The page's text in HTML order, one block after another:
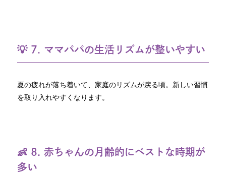
💡 7. ママパパの生活リズムが整いやすい
夏の疲れが落ち着いて、家庭のリズムが戻る頃。新しい習慣
を取り入れやすくなります。
👶 8. 赤ちゃんの月齢的にベストな時期が
多い